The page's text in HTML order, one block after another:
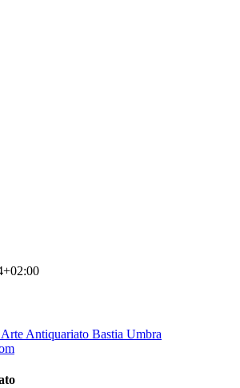
Antiquariato Bastia Umbra